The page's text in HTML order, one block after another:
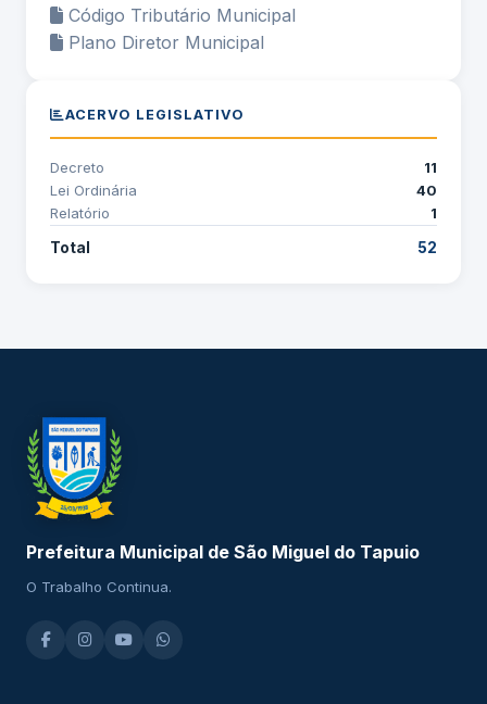
Código Tributário Municipal
Plano Diretor Municipal
ACERVO LEGISLATIVO
Decreto
11
Lei Ordinária
40
Relatório
1
Total
52
Prefeitura Municipal de São Miguel do Tapuio
O Trabalho Continua.